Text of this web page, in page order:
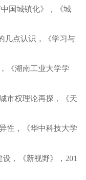
国城镇化》，《城
几点认识，《学习与
《湖南工业大学学
市权理论再探，《天
性，《华中科技大学
，《新视野》， 201